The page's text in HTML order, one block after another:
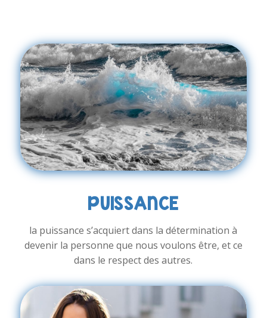
PUISSANCE
la puissance s’acquiert dans la détermination à
devenir la personne que nous voulons être, et ce
dans le respect des autres.